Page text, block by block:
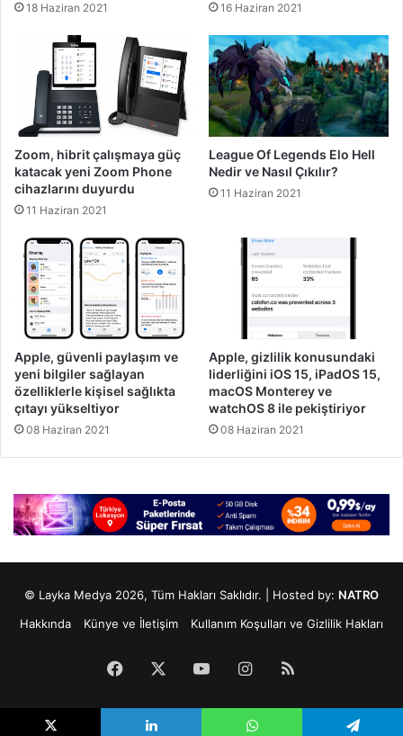
18 Haziran 2021 16 Haziran 2021
Zoom, hibrit çalışmaya güç
katacak yeni Zoom Phone
cihazlarını duyurdu
11 Haziran 2021
League Of Legends Elo Hell
Nedir ve Nasıl Çıkılır?
11 Haziran 2021
Apple, güvenli paylaşım ve
yeni bilgiler sağlayan
özelliklerle kişisel sağlıkta
çıtayı yükseltiyor
08 Haziran 2021
Apple, gizlilik konusundaki
liderliğini iOS 15, iPadOS 15,
macOS Monterey ve
watchOS 8 ile pekiştiriyor
08 Haziran 2021
© Layka Medya 2026, Tüm Hakları Saklıdır. | Hosted by: NATRO
Hakkında
Künye ve İletişim Kullanım Koşulları ve Gizlilik Hakları
Facebook YouTubeInstagram
RSS